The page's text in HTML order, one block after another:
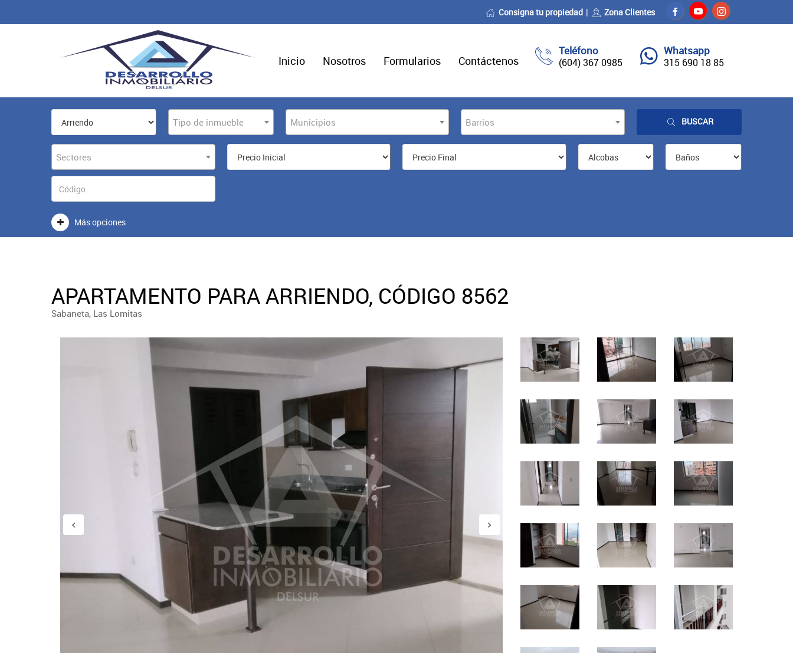
Consigna tu propiedad Zona Clientes
Teléfono
(604) 367 0985
Whatsapp
315 690 18 85
Inicio Nosotros Formularios Contáctenos
Tipo de inmueble Municipios Barrios BUSCAR
Sectores
Más opciones
APARTAMENTO PARA ARRIENDO, CÓDIGO 8562
Sabaneta, Las Lomitas